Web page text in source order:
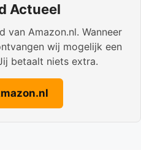
Actueel
van Amazon.nl. Wanneer
wij mogelijk een
betaalt niets extra.